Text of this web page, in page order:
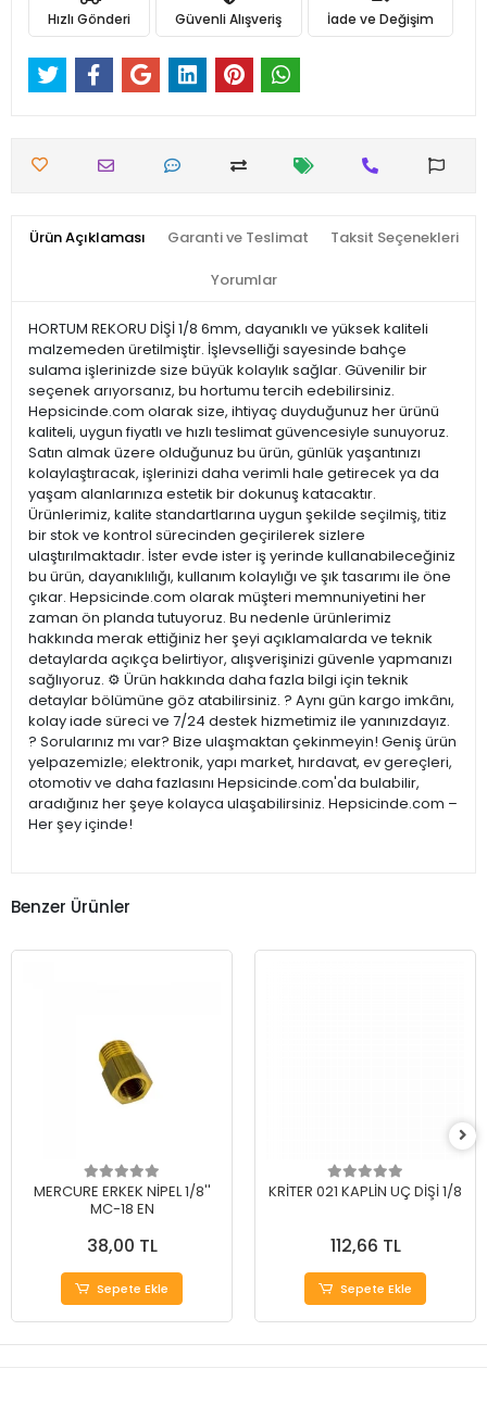
Hızlı Gönderi Güvenli Alışveriş İade ve Değişim
Ürün Açıklaması Garanti ve Teslimat Taksit Seçenekleri
Yorumlar
HORTUM REKORU DİŞİ 1/8 6mm, dayanıklı ve yüksek kaliteli
malzemeden üretilmiştir. İşlevselliği sayesinde bahçe
sulama işlerinizde size büyük kolaylık sağlar. Güvenilir bir
seçenek arıyorsanız, bu hortumu tercih edebilirsiniz.
Hepsicinde.com olarak size, ihtiyaç duyduğunuz her ürünü
kaliteli, uygun fiyatlı ve hızlı teslimat güvencesiyle sunuyoruz.
Satın almak üzere olduğunuz bu ürün, günlük yaşantınızı
kolaylaştıracak, işlerinizi daha verimli hale getirecek ya da
yaşam alanlarınıza estetik bir dokunuş katacaktır.
Ürünlerimiz, kalite standartlarına uygun şekilde seçilmiş, titiz
bir stok ve kontrol sürecinden geçirilerek sizlere
ulaştırılmaktadır. İster evde ister iş yerinde kullanabileceğiniz
bu ürün, dayanıklılığı, kullanım kolaylığı ve şık tasarımı ile öne
çıkar. Hepsicinde.com olarak müşteri memnuniyetini her
zaman ön planda tutuyoruz. Bu nedenle ürünlerimiz
hakkında merak ettiğiniz her şeyi açıklamalarda ve teknik
detaylarda açıkça belirtiyor, alışverişinizi güvenle yapmanızı
sağlıyoruz. ⚙️ Ürün hakkında daha fazla bilgi için teknik
detaylar bölümüne göz atabilirsiniz. ? Aynı gün kargo imkânı,
kolay iade süreci ve 7/24 destek hizmetimiz ile yanınızdayız.
? Sorularınız mı var? Bize ulaşmaktan çekinmeyin! Geniş ürün
yelpazemizle; elektronik, yapı market, hırdavat, ev gereçleri,
otomotiv ve daha fazlasını Hepsicinde.com'da bulabilir,
aradığınız her şeye kolayca ulaşabilirsiniz. Hepsicinde.com –
Her şey içinde!
Benzer Ürünler
MERCURE ERKEK NİPEL 1/8''
MC-18 EN
38,00 TL
Sepete Ekle
KRİTER 021 KAPLİN UÇ DİŞİ 1/8
112,66 TL
Sepete Ekle